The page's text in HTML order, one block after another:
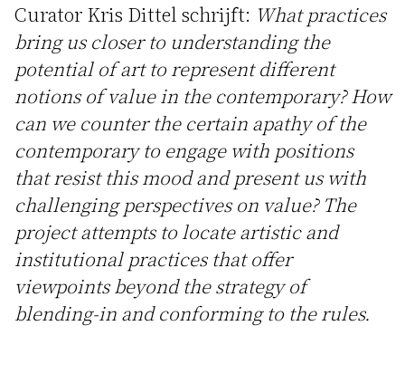
Curator Kris Dittel schrijft: What practices
bring us closer to understanding the
potential of art to represent different
notions of value in the contemporary? How
can we counter the certain apathy of the
contemporary to engage with positions
that resist this mood and present us with
challenging perspectives on value? The
project attempts to locate artistic and
institutional practices that offer
viewpoints beyond the strategy of
blending-in and conforming to the rules.